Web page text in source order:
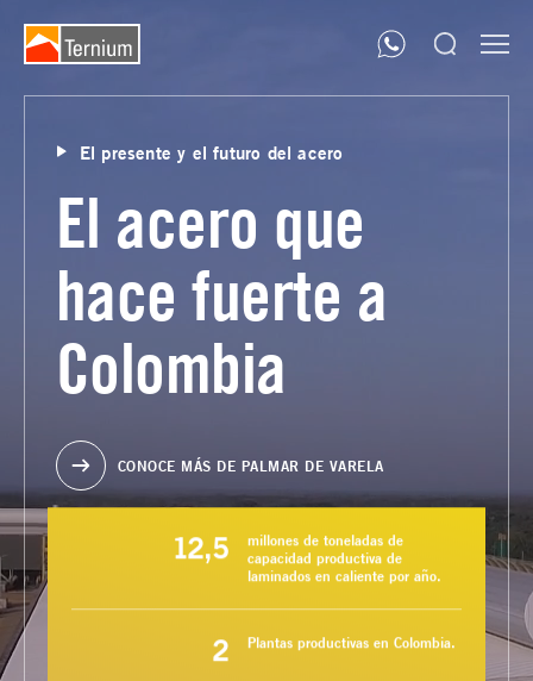
El presente y el futuro del acero
El acero que
hace fuerte a
Colombia
CONOCE MÁS DE PALMAR DE VARELA
12,5
millones de toneladas de
capacidad productiva de
laminados en caliente por año.
2 Plantas productivas en Colombia.